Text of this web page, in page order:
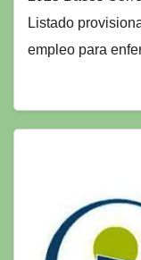
Listado
empleo para